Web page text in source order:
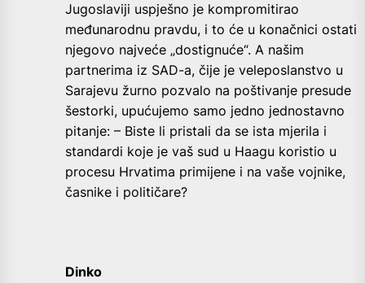
Jugoslaviji uspješno je kompromitirao
međunarodnu pravdu, i to će u konačnici ostati
njegovo najveće „dostignuće“. A našim
partnerima iz SAD-a, čije je veleposlanstvo u
Sarajevu žurno pozvalo na poštivanje presude
šestorki, upućujemo samo jedno jednostavno
pitanje: – Biste li pristali da se ista mjerila i
standardi koje je vaš sud u Haagu koristio u
procesu Hrvatima primijene i na vaše vojnike,
časnike i političare?
Dinko